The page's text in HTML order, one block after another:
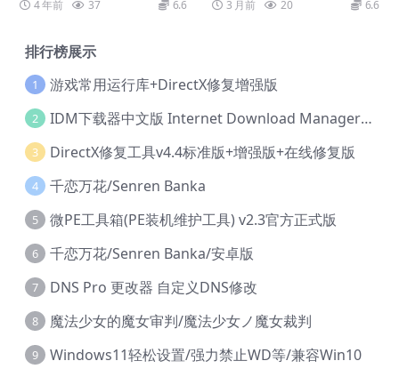
4 年前 37 6.6
gital 5th Edition
3 月前 20 6.6
排行榜展示
1 游戏常用运行库+DirectX修复增强版
2 IDM下载器中文版 Internet Download Manager v6.42.36 IDM
3 DirectX修复工具v4.4标准版+增强版+在线修复版
4 千恋万花/Senren Banka
5 微PE工具箱(PE装机维护工具) v2.3官方正式版
6 千恋万花/Senren Banka/安卓版
7 DNS Pro 更改器 自定义DNS修改
8 魔法少女的魔女审判/魔法少女ノ魔女裁判
9 Windows11轻松设置/强力禁止WD等/兼容Win10